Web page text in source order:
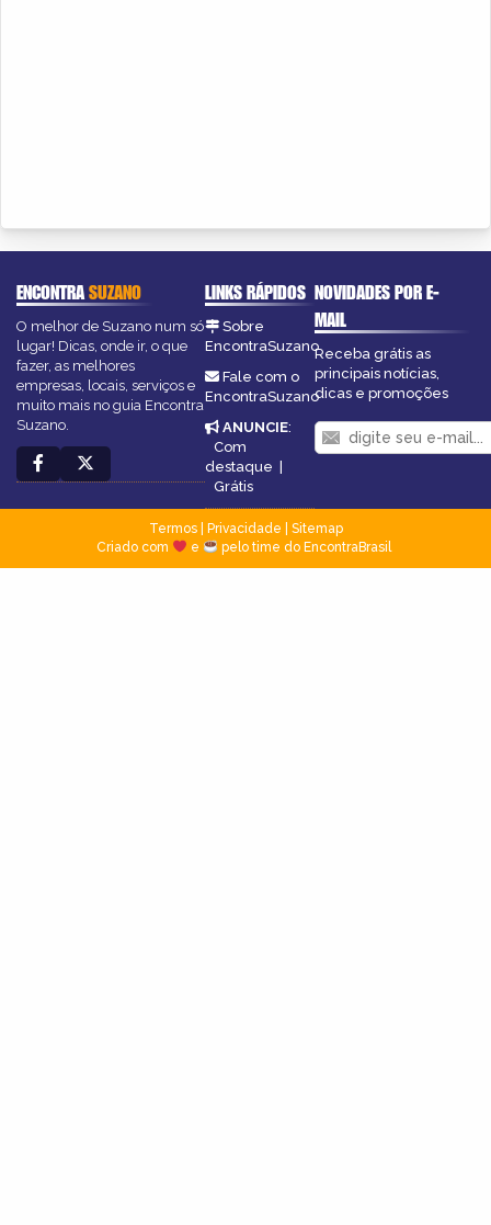
ENCONTRASUZANO
O melhor de Suzano num só
lugar! Dicas, onde ir, o que
fazer, as melhores
empresas, locais, serviços e
muito mais no guia Encontra
Suzano.
LINKS RÁPIDOS
Sobre
EncontraSuzano
Fale com o
EncontraSuzano
ANUNCIE:
Com
destaque
Grátis
NOVIDADES POR E-
MAIL
Receba grátis as
principais notícias,
dicas e promoções
Termos| Privacidade
Sitemap
Criado com
e pelo time do EncontraBrasil